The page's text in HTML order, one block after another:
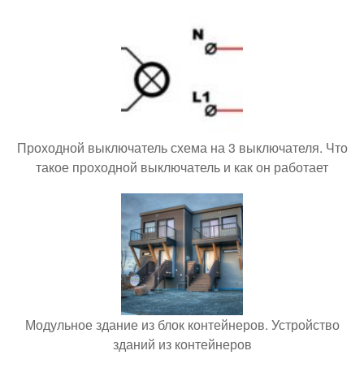
Проходной выключатель схема на 3 выключателя. Что
такое проходной выключатель и как он работает
Модульное здание из блок контейнеров. Устройство
зданий из контейнеров